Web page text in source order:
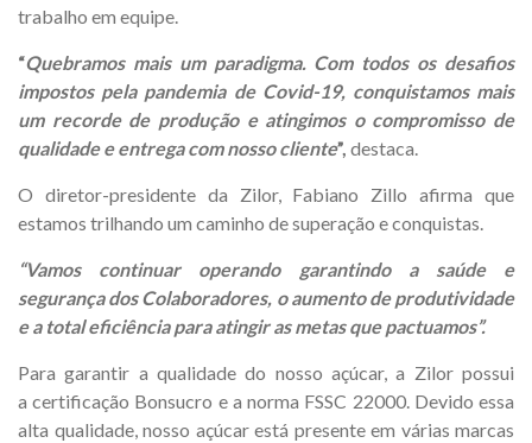
trabalho em equipe.
“Quebramos mais um paradigma. Com todos os desafios
impostos pela pandemia de Covid-19, conquistamos mais
um recorde de produção e atingimos o compromisso de
qualidade e entrega com nosso cliente”, destaca.
O diretor-presidente da Zilor, Fabiano Zillo afirma que
estamos trilhando um caminho de superação e conquistas.
“Vamos continuar operando garantindo a saúde e
segurança dos Colaboradores, o aumento de produtividade
e a total eficiência para atingir as metas que pactuamos”.
Para garantir a qualidade do nosso açúcar, a Zilor possui
a certificação Bonsucro e a norma FSSC 22000. Devido essa
alta qualidade, nosso açúcar está presente em várias marcas